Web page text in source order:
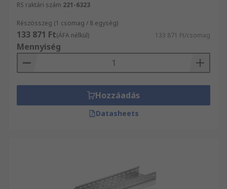
RS raktári szám 221-6323
Részösszeg (1 csomag / 8 egység)
133 871 Ft(ÁFA nélkül) 133 871 Ft/csomag
Mennyiség
Hozzáadás
Datasheets